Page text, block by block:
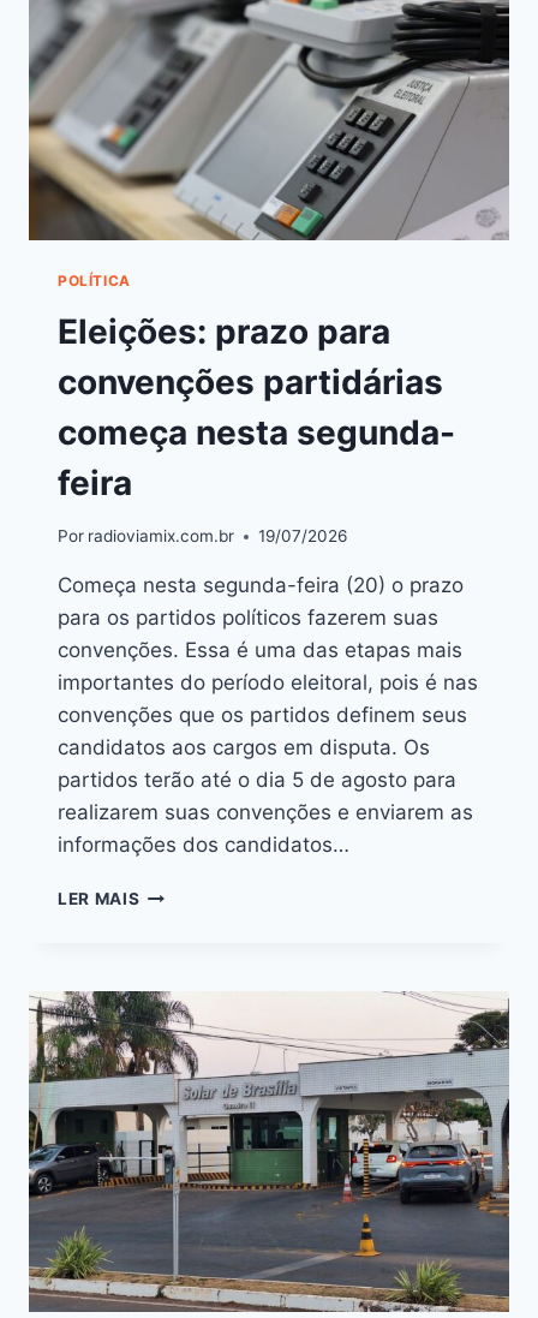
POLÍTICA
Eleições: prazo para
convenções partidárias
começa nesta segunda-
feira
Por radioviamix.com.br 19/07/2026
Começa nesta segunda-feira (20) o prazo
para os partidos políticos fazerem suas
convenções. Essa é uma das etapas mais
importantes do período eleitoral, pois é nas
convenções que os partidos definem seus
candidatos aos cargos em disputa. Os
partidos terão até o dia 5 de agosto para
realizarem suas convenções e enviarem as
informações dos candidatos…
LER MAIS